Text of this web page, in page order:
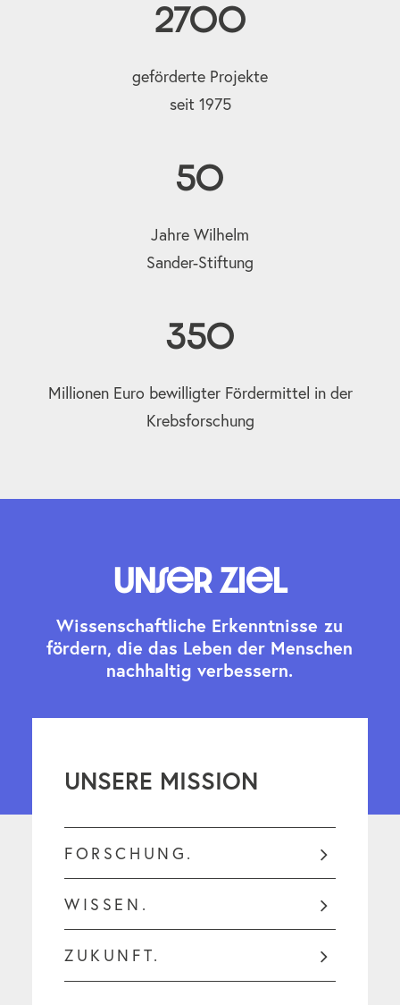
2700
geförderte Projekte
seit 1975
50
Jahre Wilhelm
Sander-Stiftung
350
Millionen Euro bewilligter Fördermittel in der
Krebsforschung
Unser Ziel
Wissenschaftliche Erkenntnisse zu
fördern, die das Leben der Menschen
nachhaltig verbessern.
UNSERE MISSION
FORSCHUNG.
WISSEN.
ZUKUNFT.